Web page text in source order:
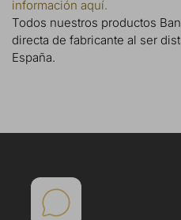
información aquí.
Todos nuestros productos
directa de fabricante al ser
España.